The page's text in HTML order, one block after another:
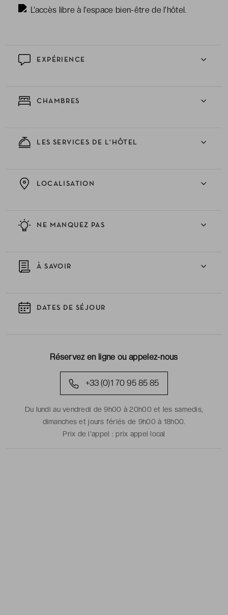
L’accès libre à l’espace bien-être de l’hôtel.
EXPÉRIENCE
CHAMBRES
LES SERVICES DE L'HÔTEL
NE MANQUEZ PAS
LOCALISATION
À SAVOIR
DATES DE SÉJOUR
Réservez en ligne ou appelez-nous
+33 (0)1 70 95 85 85
Du lundi au vendredi de 9h00 à 20h00 et les samedis,
dimanches et jours fériés de 9h00 à 18h00.
Prix de l'appel :prix appel local